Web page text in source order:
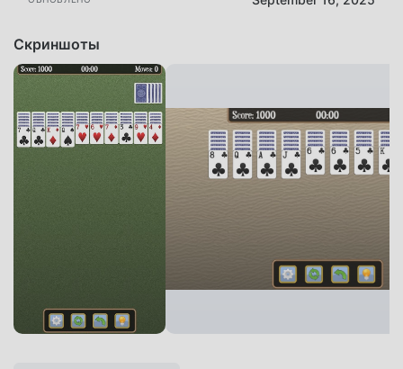
Скриншоты